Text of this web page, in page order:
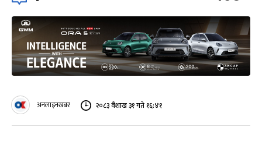
अनलाइनखबर २०८३ वैशाख ३१ गते १६:४१